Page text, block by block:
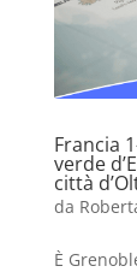
Francia
verde
città
da
È